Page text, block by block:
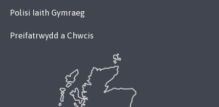
Polisi Iaith Gymraeg
Preifatrwydd a Chwcis